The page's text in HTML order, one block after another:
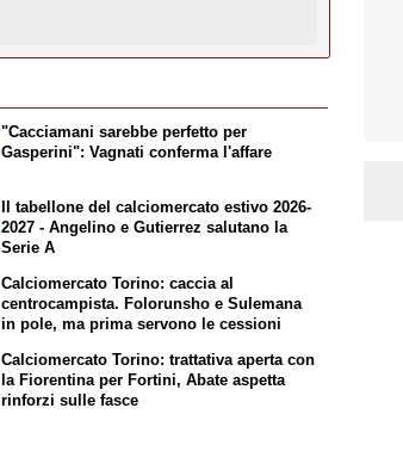
"Cacciamani sarebbe perfetto per
Gasperini": Vagnati conferma l'affare
Il tabellone del calciomercato estivo 2026-
2027 - Angelino e Gutierrez salutano la
Serie A
Calciomercato Torino: caccia al
centrocampista. Folorunsho e Sulemana
in pole, ma prima servono le cessioni
Calciomercato Torino: trattativa aperta con
la Fiorentina per Fortini, Abate aspetta
rinforzi sulle fasce